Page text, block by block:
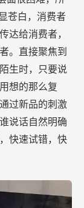
苍白，消费者
达给消费者，
。直接聚焦到
生时，只要说
想的那么复
过新品的刺激
说话自然明确
快速试错，快